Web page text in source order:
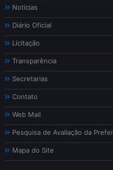
Notícias
Diário Oficial
Licitação
Transparência
Secretarias
Contato
Web Mail
Pesquisa de Avaliação da
Mapa do Site